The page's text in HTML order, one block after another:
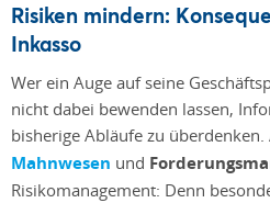
Risiken mindern:
Inkasso
Wer ein Auge auf seine
nicht dabei bewenden lassen,
bisherige Abläufe zu überdenken.
Mahnwesen und
Risikomanagement: Denn